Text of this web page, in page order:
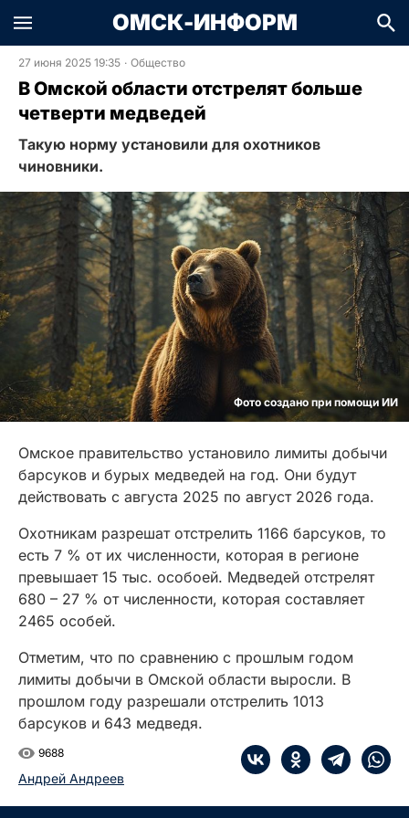
ОМСК-ИНФОРМ
27 июня 2025 19:35 · Общество
В Омской области отстрелят больше
четверти медведей
Такую норму установили для охотников
чиновники.
Фото создано при помощи ИИ
Омское правительство установило лимиты добычи
барсуков и бурых медведей на год. Они будут
действовать с августа 2025 по август 2026 года.
Охотникам разрешат отстрелить 1166 барсуков, то
есть 7 % от их численности, которая в регионе
превышает 15 тыс. особоей. Медведей отстрелят
680 – 27 % от численности, которая составляет
2465 особей.
Отметим, что по сравнению с прошлым годом
лимиты добычи в Омской области выросли. В
прошлом году разрешали отстрелить 1013
барсуков и 643 медведя.
9688
Андрей Андреев